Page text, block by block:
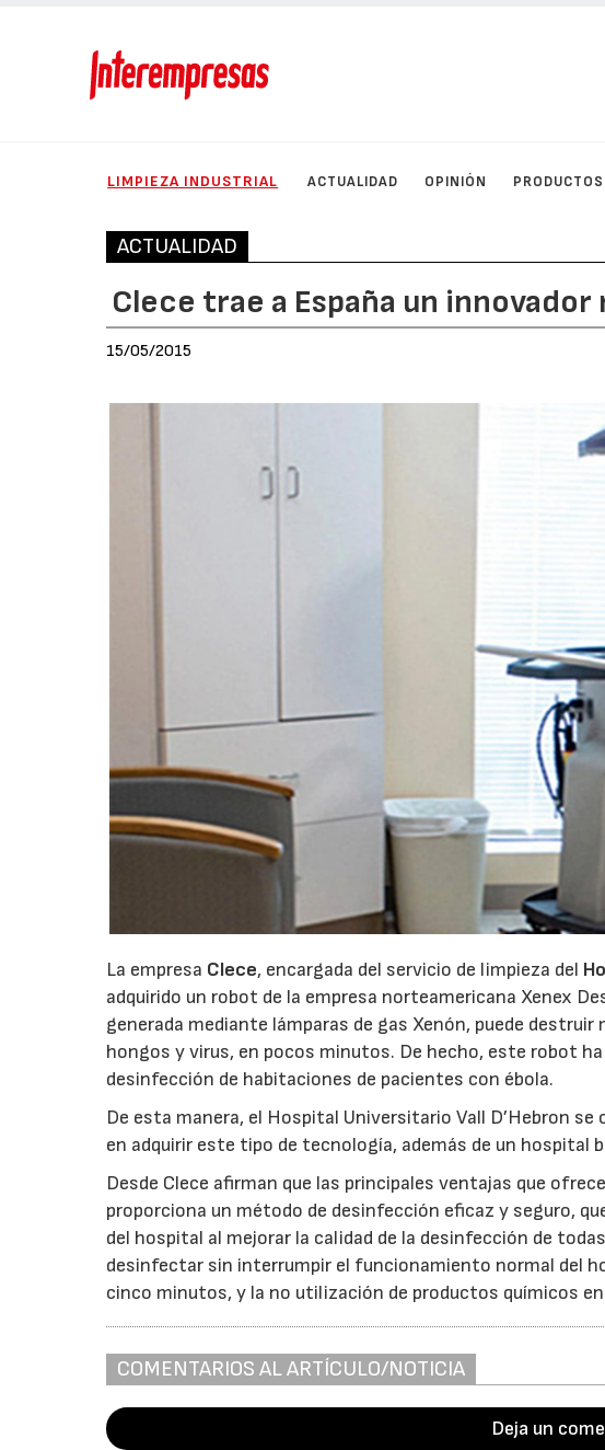
LIMPIEZA INDUSTRIAL ACTUALIDAD OPINIÓN PRODUCTOS
ACTUALIDAD
Clece trae a España un
15/05/2015
La empresa Clece, encargada del servicio de limpieza del
adquirido un robot de la empresa norteamericana Xenex
generada mediante lámparas de gas Xenón, puede
hongos y virus, en pocos minutos. De hecho, este robot
desinfección de habitaciones de pacientes con ébola.
De esta manera, el Hospital Universitario Vall D’Hebron
en adquirir este tipo de tecnología, además de un hospital
Desde Clece afirman que las principales ventajas que
proporciona un método de desinfección eficaz y seguro,
del hospital al mejorar la calidad de la desinfección de
desinfectar sin interrumpir el funcionamiento normal del
cinco minutos, y la no utilización de productos químicos
COMENTARIOS AL ARTÍCULO/NOTICIA
Deja un